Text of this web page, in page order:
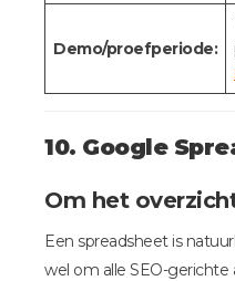
Demo/proefperiode:
10. Google
Om het
Een spreadsheet is
wel om alle SEO-